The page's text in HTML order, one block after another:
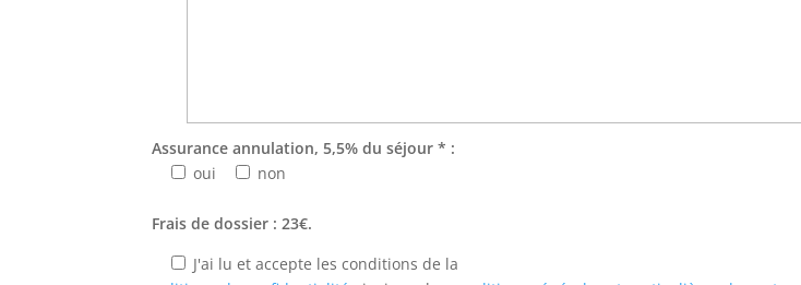
Assurance annulation, 5,5% du séjour * :
oui
non
Frais de dossier : 23€.
J'ai lu et accepte les conditions de la